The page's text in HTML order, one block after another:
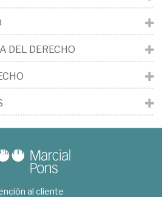
DEL DERECHO
al cliente